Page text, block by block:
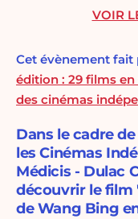
Cet évènement fait
édition : 29 films
des cinémas
Dans le cadre
les Cinémas
Médicis - Dulac
découvrir le film
de Wang Bing
VOIR